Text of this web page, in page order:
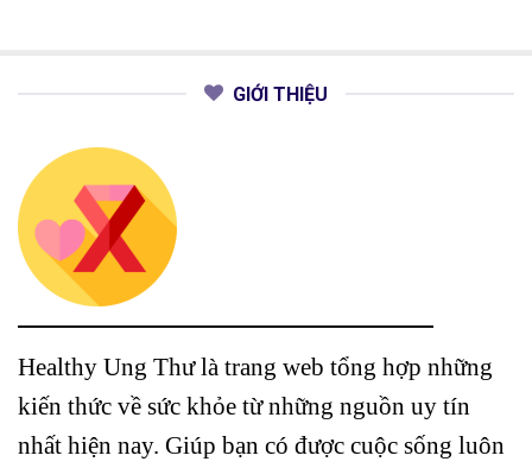
GIỚI THIỆU
Healthy Ung Thư là trang web tổng hợp những
kiến thức về sức khỏe từ những nguồn uy tín
nhất hiện nay. Giúp bạn có được cuộc sống luôn